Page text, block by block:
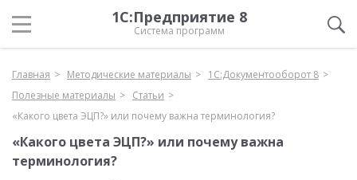
1С:Предприятие 8
Система программ
Главная Методические материалы
1С:Документооборот 8
Полезные материалы
Статьи
«Какого цвета ЭЦП?» или почему важна терминология?
«Какого цвета ЭЦП?» или почему важна
терминология?